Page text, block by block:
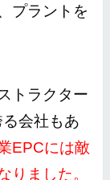
プラントを
トラクター
る会社もあ
EPCには敵
りました。